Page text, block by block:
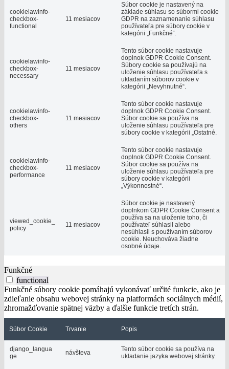
cookielawinfo-
checkbox-
functional
11 mesiacov
Súbor cookie je nastavený na
základe súhlasu so súbormi cookie
GDPR na zaznamenanie súhlasu
používateľa pre súbory cookie v
kategórii „Funkčné“.
cookielawinfo-
checkbox-
necessary
11 mesiacov
Tento súbor cookie nastavuje
doplnok GDPR Cookie Consent.
Súbory cookie sa používajú na
uloženie súhlasu používateľa s
ukladaním súborov cookie v
kategórii „Nevyhnutné“.
cookielawinfo-
checkbox-
others
11 mesiacov
Tento súbor cookie nastavuje
doplnok GDPR Cookie Consent.
Súbor cookie sa používa na
uloženie súhlasu používateľa pre
súbory cookie v kategórii „Ostatné.
cookielawinfo-
checkbox-
performance
11 mesiacov
Tento súbor cookie nastavuje
doplnok GDPR Cookie Consent.
Súbor cookie sa používa na
uloženie súhlasu používateľa pre
súbory cookie v kategórii
„Výkonnostné“.
viewed_cookie_
policy
11 mesiacov
Súbor cookie je nastavený
doplnkom GDPR Cookie Consent a
používa sa na uloženie toho, či
používateľ súhlasil alebo
nesúhlasil s používaním súborov
cookie. Neuchováva žiadne
osobné údaje.
Funkčné
functional
Funkčné súbory cookie pomáhajú vykonávať určité funkcie, ako je
zdieľanie obsahu webovej stránky na platformách sociálnych médií,
zhromažďovanie spätnej väzby a ďalšie funkcie tretích strán.
Súbor Cookie Trvanie Popis
django_langua
ge
návšteva
Tento súbor cookie sa používa na
ukladanie jazyka webovej stránky.